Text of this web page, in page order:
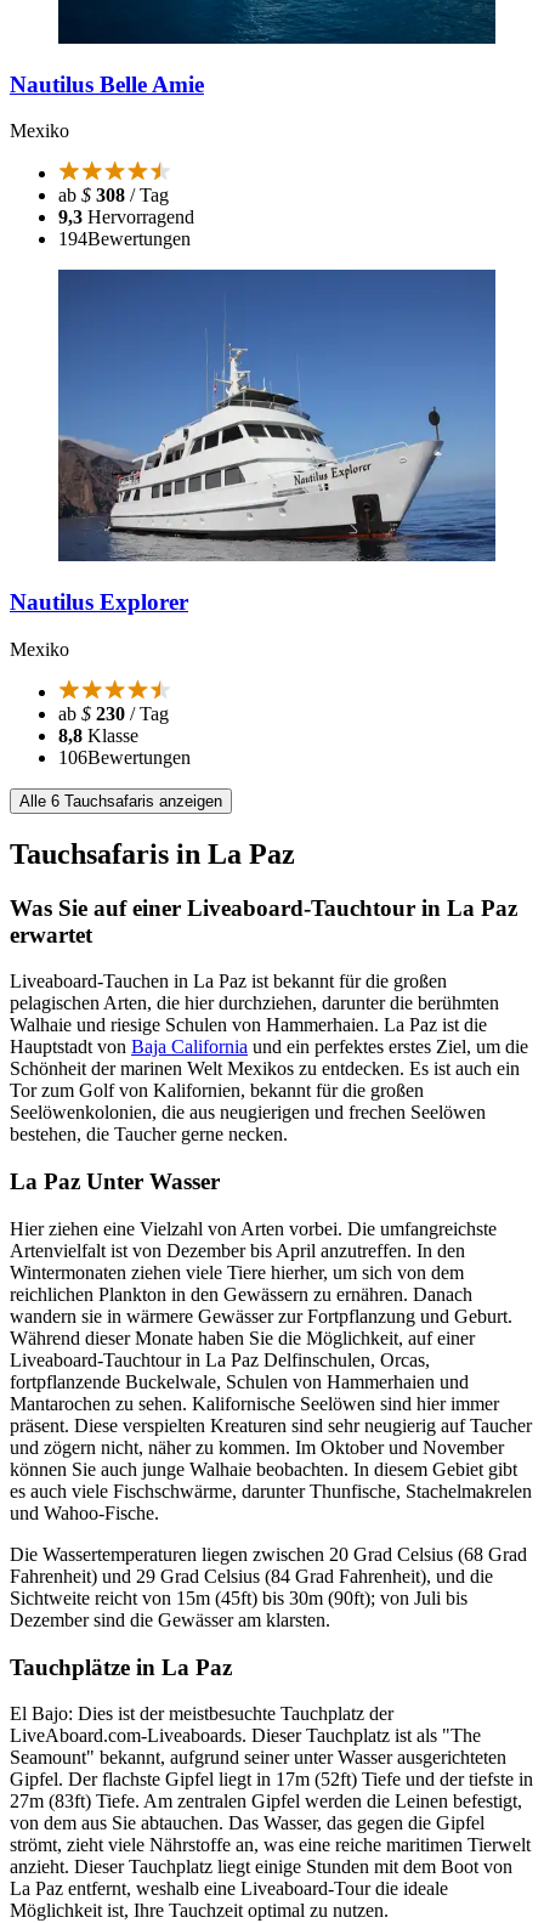
Nautilus Belle Amie
Mexiko
ab $ 308 / Tag
9,3 Hervorragend
194Bewertungen
Nautilus Explorer
Mexiko
ab $ 230 / Tag
8,8 Klasse
106Bewertungen
Alle 6 Tauchsafaris anzeigen
Tauchsafaris in La Paz
Was Sie auf einer Liveaboard-Tauchtour in La Paz
erwartet
Liveaboard-Tauchen in La Paz ist bekannt für die großen
pelagischen Arten, die hier durchziehen, darunter die berühmten
Walhaie und riesige Schulen von Hammerhaien. La Paz ist die
Hauptstadt von Baja California und ein perfektes erstes Ziel, um die
Schönheit der marinen Welt Mexikos zu entdecken. Es ist auch ein
Tor zum Golf von Kalifornien, bekannt für die großen
Seelöwenkolonien, die aus neugierigen und frechen Seelöwen
bestehen, die Taucher gerne necken.
La Paz Unter Wasser
Hier ziehen eine Vielzahl von Arten vorbei. Die umfangreichste
Artenvielfalt ist von Dezember bis April anzutreffen. In den
Wintermonaten ziehen viele Tiere hierher, um sich von dem
reichlichen Plankton in den Gewässern zu ernähren. Danach
wandern sie in wärmere Gewässer zur Fortpflanzung und Geburt.
Während dieser Monate haben Sie die Möglichkeit, auf einer
Liveaboard-Tauchtour in La Paz Delfinschulen, Orcas,
fortpflanzende Buckelwale, Schulen von Hammerhaien und
Mantarochen zu sehen. Kalifornische Seelöwen sind hier immer
präsent. Diese verspielten Kreaturen sind sehr neugierig auf Taucher
und zögern nicht, näher zu kommen. Im Oktober und November
können Sie auch junge Walhaie beobachten. In diesem Gebiet gibt
es auch viele Fischschwärme, darunter Thunfische, Stachelmakrelen
und Wahoo-Fische.
Die Wassertemperaturen liegen zwischen 20 Grad Celsius (68 Grad
Fahrenheit) und 29 Grad Celsius (84 Grad Fahrenheit), und die
Sichtweite reicht von 15m (45ft) bis 30m (90ft); von Juli bis
Dezember sind die Gewässer am klarsten.
Tauchplätze in La Paz
El Bajo: Dies ist der meistbesuchte Tauchplatz der
LiveAboard.com-Liveaboards. Dieser Tauchplatz ist als "The
Seamount" bekannt, aufgrund seiner unter Wasser ausgerichteten
Gipfel. Der flachste Gipfel liegt in 17m (52ft) Tiefe und der tiefste in
27m (83ft) Tiefe. Am zentralen Gipfel werden die Leinen befestigt,
von dem aus Sie abtauchen. Das Wasser, das gegen die Gipfel
strömt, zieht viele Nährstoffe an, was eine reiche maritimen Tierwelt
anzieht. Dieser Tauchplatz liegt einige Stunden mit dem Boot von
La Paz entfernt, weshalb eine Liveaboard-Tour die ideale
Möglichkeit ist, Ihre Tauchzeit optimal zu nutzen.